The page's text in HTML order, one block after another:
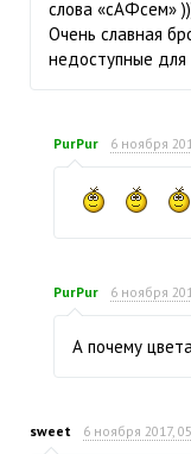
слова «сАФсем»
Очень славная
недоступные для
PurPur 6 ноября
PurPur 6 ноября
А почему
sweet 6 ноября 2017,